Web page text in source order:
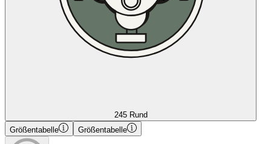
245 Rund
Größentabelle
Größentabelle